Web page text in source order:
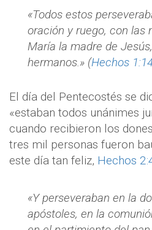
«Todos estos
oración y ruego, con las
María la madre de
hermanos.» (Hechos
El día del Pentecostés se
«estaban todos unánimes
cuando recibieron los
tres mil personas fueron
este día tan feliz, Hechos
«Y perseveraban en la
apóstoles, en la